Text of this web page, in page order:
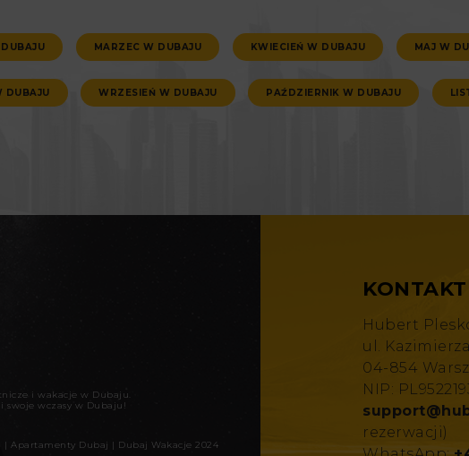
MARZEC W DUBAJU KWIECIEŃ W DUBAJU MAJ W
DUBAJU WRZESIEŃ W DUBAJU PAŹDZIERNIK W DUBAJU
i wakacje w Dubaju
swoje wczasy w Dubaju!
| Apartamenty Dubaj | Dubaj Wakacje 2024
KONTAKT
Hubert
ul.
04-854
NIP:
rezerwacji)